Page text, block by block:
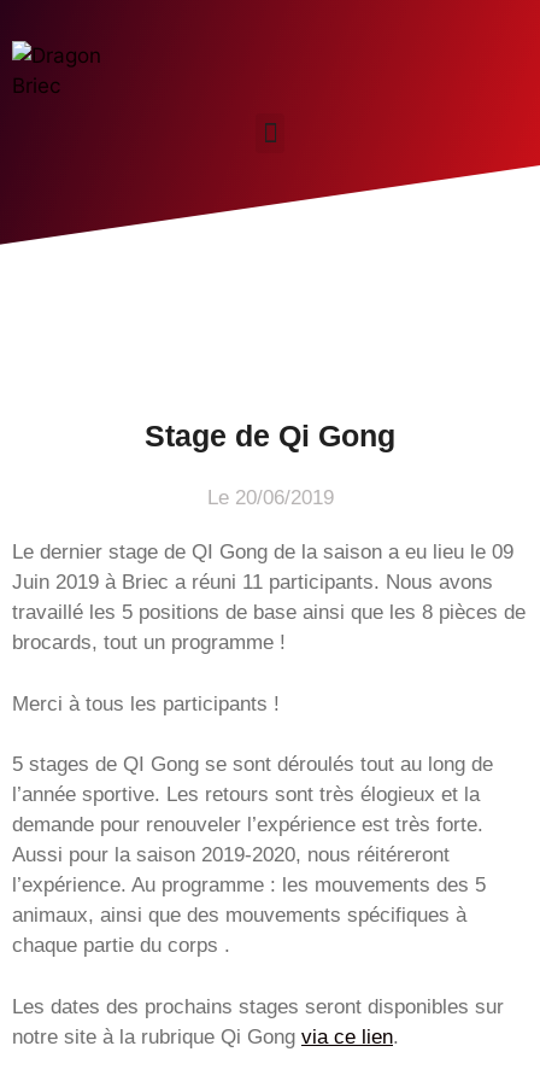
Stage de Qi Gong
Le 20/06/2019
Le dernier stage de QI Gong de la saison a eu lieu le 09
Juin 2019 à Briec a réuni 11 participants. Nous avons
travaillé les 5 positions de base ainsi que les 8 pièces de
brocards, tout un programme !
Merci à tous les participants !
5 stages de QI Gong se sont déroulés tout au long de
l’année sportive. Les retours sont très élogieux et la
demande pour renouveler l’expérience est très forte.
Aussi pour la saison 2019-2020, nous réitéreront
l’expérience. Au programme : les mouvements des 5
animaux, ainsi que des mouvements spécifiques à
chaque partie du corps .
Les dates des prochains stages seront disponibles sur
notre site à la rubrique Qi Gong via ce lien.